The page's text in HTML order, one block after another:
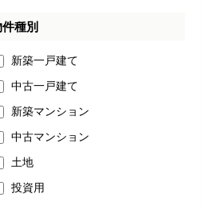
種別
新築一戸建て
中古一戸建て
新築マンション
中古マンション
土地
投資用